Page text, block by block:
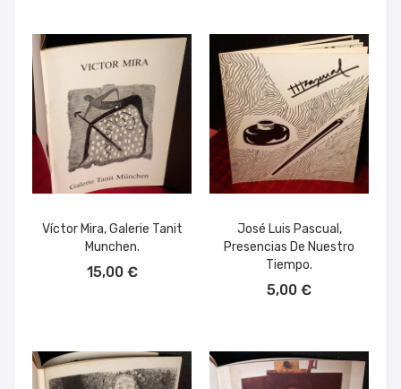
Víctor Mira, Galerie Tanit
Munchen.
15,00 €
José Luis Pascual,
Presencias De Nuestro
Tiempo.
5,00 €